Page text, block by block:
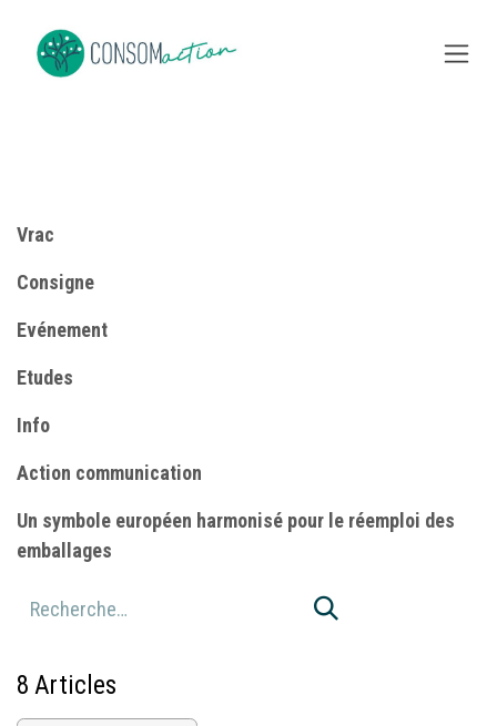
Vrac
Consigne
​Evénement
Etudes
Info
​Action communication
Un symbole européen harmonisé pour le réemploi des
emballages
8 Articles